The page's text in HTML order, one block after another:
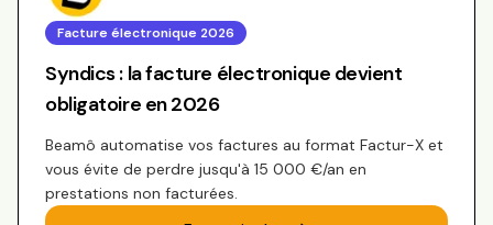
Facture électronique 2026
Syndics : la facture électronique devient
obligatoire en 2026
Beamô automatise vos factures au format Factur-X et
vous évite de perdre jusqu'à 15 000 €/an en
prestations non facturées.